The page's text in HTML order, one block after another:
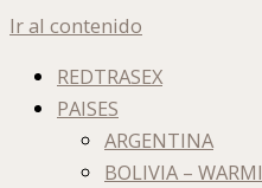
Ir al contenido
REDTRASEX
PAISES
ARGENTINA
BOLIVIA – WARMI